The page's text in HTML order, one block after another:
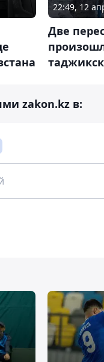
22:49, 12
Две
zakon.kz в: